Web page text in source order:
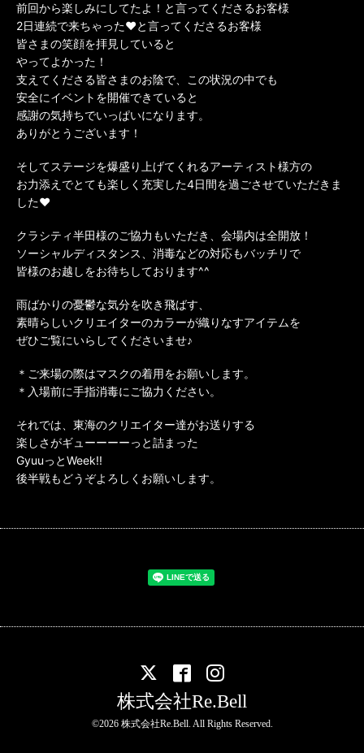
前回から楽しみにしてたよ！と言ってくださるお客様
2日連続で来ちゃった❤️と言ってくださるお客様
皆さまの笑顔を拝見していると
やってよかった！
支えてくださる皆さまのお陰で、この状況の中でも
安全にイベントを開催できていると
感謝の気持ちでいっぱいになります。
ありがとうございます！
そしてステージを爆盛り上げてくれるアーティスト様方の
お力添えでとても楽しく充実した4日間を過ごさせていただきま
した❤️
クラシティ半田様のご協力もいただき、会場内は全開放！
ソーシャルディスタンス、消毒などの対応もバッチリで
皆様のお越しをお待ちしております^^
雨ばかりの憂鬱な気分を吹き飛ばす、
素晴らしいクリエイターのカラーが織りなすアイテムを
ぜひご覧にいらしてくださいませ♪
＊ご来場の際はマスクの着用をお願いします。
＊入場前に手指消毒にご協力ください。
それでは、東海のクリエイター達がお送りする
楽しさがギューーーーっと詰まった
GyuuっとWeek!!
後半戦もどうぞよろしくお願いします。
株式会社Re.Bell
©2026 株式会社Re.Bell. All Rights Reserved.